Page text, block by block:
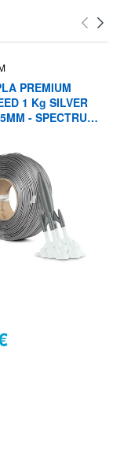
PREMIUM
1 Kg SILVER
- SPECTRUM